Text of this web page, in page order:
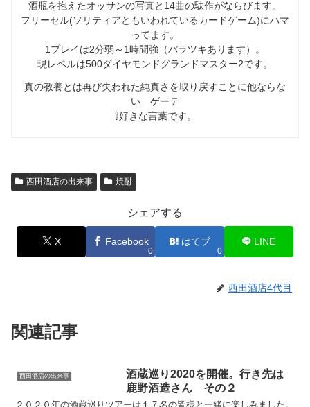
酒瓶を抱えたオッサンの写真と14曲の駄作がならびます。
フリーセル(ソリティアともいわれているカードゲーム)にハマ
ってます。
1プレイは2分弱～1時間強（バラツキあります）。
現レベルは500ダイヤモンドグランドマスター2です。
真の教養とは再び失われた純真さを取り戻すことに他ならな
い ゲーテ
⇧好きな言葉です。
西田酒店の出来事 焼酎
シェアする
X Facebook
0
はてブ
0
LINE
西田酒店4代目
関連記事
西田酒店の出来事
酒蔵巡り2020を開催。行き先は
鹿野酒造さん その２
２０２０年の酒蔵巡りツアーは１７名の皆様と一緒に楽しみました。